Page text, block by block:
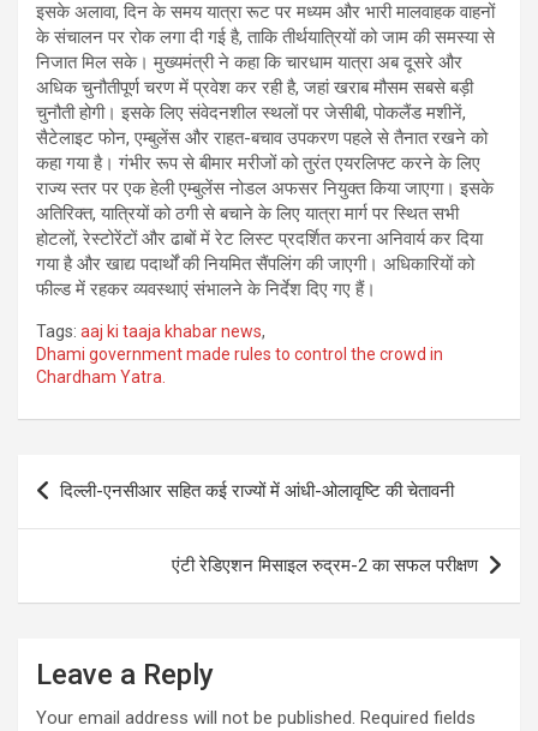
इसके अलावा, दिन के समय यात्रा रूट पर मध्यम और भारी मालवाहक वाहनों
के संचालन पर रोक लगा दी गई है, ताकि तीर्थयात्रियों को जाम की समस्या से
निजात मिल सके। मुख्यमंत्री ने कहा कि चारधाम यात्रा अब दूसरे और
अधिक चुनौतीपूर्ण चरण में प्रवेश कर रही है, जहां खराब मौसम सबसे बड़ी
चुनौती होगी। इसके लिए संवेदनशील स्थलों पर जेसीबी, पोकलैंड मशीनें,
सैटेलाइट फोन, एम्बुलेंस और राहत-बचाव उपकरण पहले से तैनात रखने को
कहा गया है। गंभीर रूप से बीमार मरीजों को तुरंत एयरलिफ्ट करने के लिए
राज्य स्तर पर एक हेली एम्बुलेंस नोडल अफसर नियुक्त किया जाएगा। इसके
अतिरिक्त, यात्रियों को ठगी से बचाने के लिए यात्रा मार्ग पर स्थित सभी
होटलों, रेस्टोरेंटों और ढाबों में रेट लिस्ट प्रदर्शित करना अनिवार्य कर दिया
गया है और खाद्य पदार्थों की नियमित सैंपलिंग की जाएगी। अधिकारियों को
फील्ड में रहकर व्यवस्थाएं संभालने के निर्देश दिए गए हैं।
Tags: aaj ki taaja khabar news,
Dhami government made rules to control the crowd in
Chardham Yatra.
Post
navigation
दिल्ली-एनसीआर सहित कई राज्यों में आंधी-ओलावृष्टि की चेतावनी
एंटी रेडिएशन मिसाइल रुद्रम-2 का सफल परीक्षण
Leave a Reply
Your email address will not be published. Required fields